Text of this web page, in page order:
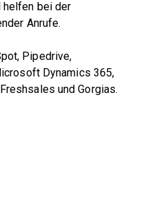
helfen bei der
Anrufe.
Pipedrive,
Dynamics 365,
und Gorgias.